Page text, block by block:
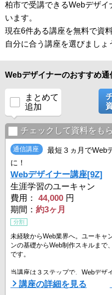
柏市で受講できるWebデザ
います。
現在6件ある講座を無料で資
自分に合う講座を選びましょ
Webデザイナーのおすすめ通
まとめて
追加
チェックして資料をも
通信講座
最短３ヵ月でWeb
に！
Webデザイナー講座[9Z]
生涯学習のユーキャン
費用：
44,000 円
期間： 約3ヶ月
分割
未経験からWeb業界へ。ユーキャ
ンの基礎からWeb制作スキルまで
です。
当講座は３ステップで、Webデザ
につけられます。
メイン教材は動画レッスン！最初
講座の詳細を見る